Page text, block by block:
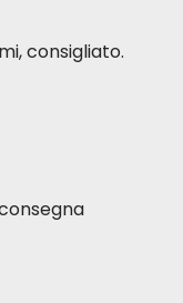
längerer
sollten keine
wichtig, die
geeignet?
bei Kätzchen
Verwendung
consigliato.